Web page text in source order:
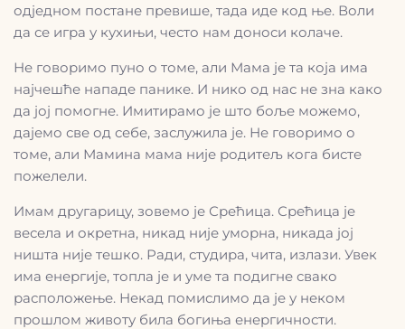
одједном постане превише, тада иде код ње. Воли
да се игра у кухињи, често нам доноси колаче.
Не говоримо пуно о томе, али Мама је та која има
најчешће нападе панике. И нико од нас не зна како
да јој помогне. Имитирамо је што боље можемо,
дајемо све од себе, заслужила је. Не говоримо о
томе, али Мамина мама није родитељ кога бисте
пожелели.
Имам другарицу, зовемо је Срећица. Срећица је
весела и окретна, никад није уморна, никада јој
ништа није тешко. Ради, студира, чита, излази. Увек
има енергије, топла је и уме та подигне свако
расположење. Некад помислимо да је у неком
прошлом животу била богиња енергичности.